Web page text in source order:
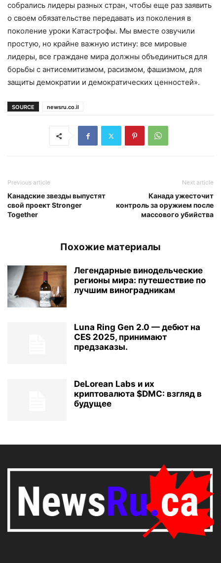
собрались лидеры разных стран, чтобы еще раз заявить
о своем обязательстве передавать из поколения в
поколение уроки Катастрофы. Мы вместе озвучили
простую, но крайне важную истину: все мировые
лидеры, все граждане мира должны объединиться для
борьбы с антисемитизмом, расизмом, фашизмом, для
защиты демократии и демократических ценностей».
SOURCE newsru.co.il
Previous article
Канадские звезды выпустят
свой проект Stronger
Together
Next article
Канада ужесточит
контроль за оружием после
массового убийства
Похожие материалы
Легендарные винодельческие
регионы мира: путешествие по
лучшим виноградникам
Luna Ring Gen 2.0 — дебют на
CES 2025, принимают
предзаказы.
DeLorean Labs и их
криптовалюта $DMC: взгляд в
будущее